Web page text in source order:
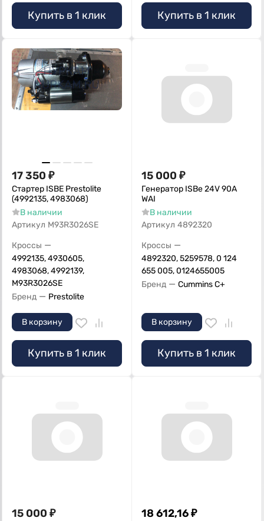
Купить в 1 клик Купить в 1 клик
17 350 ₽
Стартер ISBE Prestolite
(4992135, 4983068)
В наличии
Артикул M93R3026SE
Кроссы —
4992135, 4930605,
4983068, 4992139,
M93R3026SE
Бренд — Prestolite
В корзину
Купить в 1 клик
15 000 ₽
Генератор ISBe 24V 90А
WAI
В наличии
Артикул 4892320
Кроссы —
4892320, 5259578, 0 124
655 005, 0124655005
Бренд — Cummins C+
В корзину
Купить в 1 клик
15 000 ₽ 18 612,16₽